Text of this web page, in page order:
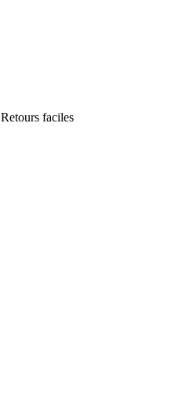
Retours faciles